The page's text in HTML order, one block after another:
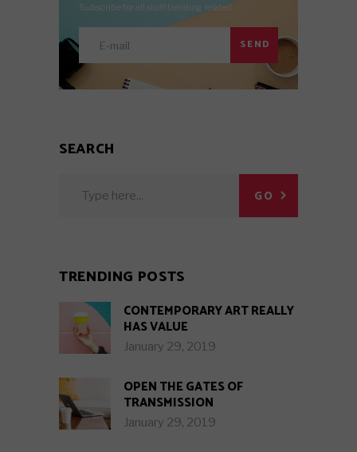
Subscribe for all stuff trending related.
SEND
SEARCH
GO
TRENDING POSTS
CONTEMPORARY ART REALLY
HAS VALUE
January 29, 2019
OPEN THE GATES OF
TRANSMISSION
January 29, 2019